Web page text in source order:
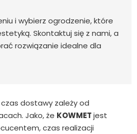
i wybierz ogrodzenie, które
Skontaktuj się z nami, a
rozwiązanie idealne dla
czas dostawy zależy od
Jako, że KOWMETjest
czas realizacji